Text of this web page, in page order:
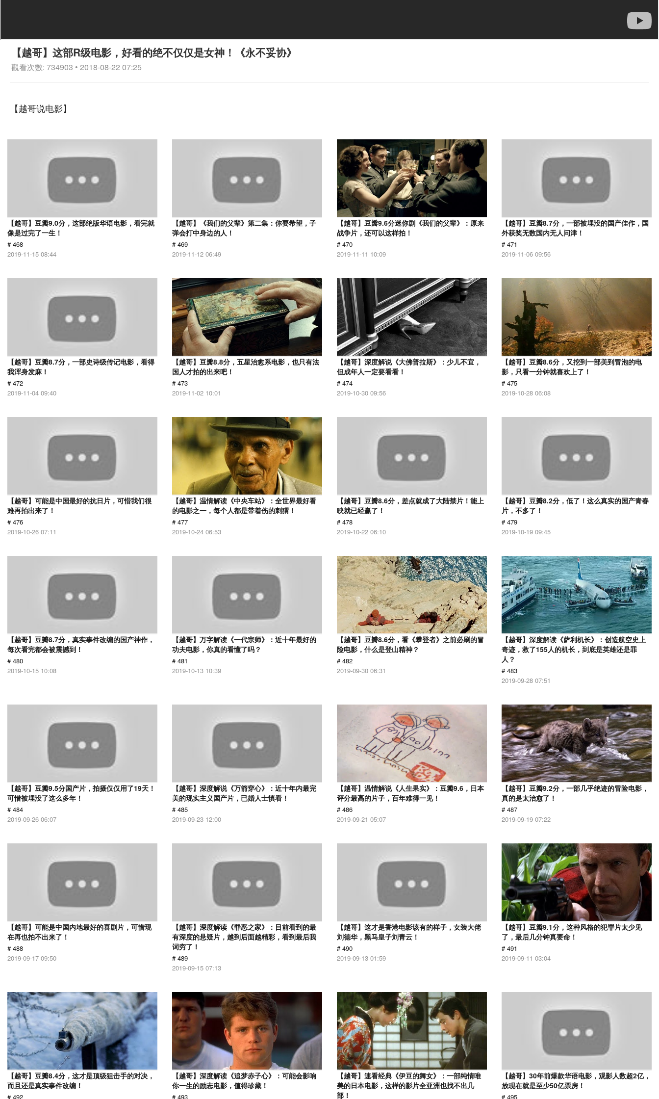
【越哥】这部R级电影，好看的绝不仅仅是女神！《永不妥协》
觀看次數: 734903 • 2018-08-22 07:25
【越哥说电影】
【越哥】豆瓣9.0分，这部绝版华语电影，看完就
像是过完了一生！
# 468
2019-11-15 08:44
【越哥】《我们的父辈》第二集：你要希望，子
弹会打中身边的人！
# 469
2019-11-12 06:49
【越哥】豆瓣9.6分迷你剧《我们的父辈》：原来
战争片，还可以这样拍！
# 470
2019-11-11 10:09
【越哥】豆瓣8.7分，一部被埋没的国产佳作，国
外获奖无数国内无人问津！
# 471
2019-11-06 09:56
【越哥】豆瓣8.7分，一部史诗级传记电影，看得
我浑身发麻！
# 472
2019-11-04 09:40
【越哥】豆瓣8.8分，五星治愈系电影，也只有法
国人才拍的出来吧！
# 473
2019-11-02 10:01
【越哥】深度解说《大佛普拉斯》：少儿不宜，
但成年人一定要看看！
# 474
2019-10-30 09:56
【越哥】豆瓣8.6分，又挖到一部美到冒泡的电
影，只看一分钟就喜欢上了！
# 475
2019-10-28 06:08
【越哥】可能是中国最好的抗日片，可惜我们很
难再拍出来了！
# 476
2019-10-26 07:11
【越哥】温情解读《中央车站》：全世界最好看
的电影之一，每个人都是带着伤的刺猬！
# 477
2019-10-24 06:53
【越哥】豆瓣8.6分，差点就成了大陆禁片！能上
映就已经赢了！
# 478
2019-10-22 06:10
【越哥】豆瓣8.2分，低了！这么真实的国产青春
片，不多了！
# 479
2019-10-19 09:45
【越哥】豆瓣8.7分，真实事件改编的国产神作，
每次看完都会被震撼到！
# 480
2019-10-15 10:08
【越哥】万字解读《一代宗师》：近十年最好的
功夫电影，你真的看懂了吗？
# 481
2019-10-13 10:39
【越哥】豆瓣8.6分，看《攀登者》之前必刷的冒
险电影，什么是登山精神？
# 482
2019-09-30 06:31
【越哥】深度解读《萨利机长》：创造航空史上
奇迹，救了155人的机长，到底是英雄还是罪
人？
# 483
2019-09-28 07:51
【越哥】豆瓣9.5分国产片，拍摄仅仅用了19天！
可惜被埋没了这么多年！
# 484
2019-09-26 06:07
【越哥】深度解说《万箭穿心》：近十年内最完
美的现实主义国产片，已婚人士慎看！
# 485
2019-09-23 12:00
【越哥】温情解说《人生果实》：豆瓣9.6，日本
评分最高的片子，百年难得一见！
# 486
2019-09-21 05:07
【越哥】豆瓣9.2分，一部几乎绝迹的冒险电影，
真的是太治愈了！
# 487
2019-09-19 07:22
【越哥】可能是中国内地最好的喜剧片，可惜现
在再也拍不出来了！
# 488
2019-09-17 09:50
【越哥】深度解读《罪恶之家》：目前看到的最
有深度的悬疑片，越到后面越精彩，看到最后我
词穷了！
# 489
2019-09-15 07:13
【越哥】这才是香港电影该有的样子，女装大佬
刘德华，黑马皇子刘青云！
# 490
2019-09-13 01:59
【越哥】豆瓣9.1分，这种风格的犯罪片太少见
了，最后几分钟真要命！
# 491
2019-09-11 03:04
【越哥】豆瓣8.4分，这才是顶级狙击手的对决，
而且还是真实事件改编！
# 492
【越哥】深度解读《追梦赤子心》：可能会影响
你一生的励志电影，值得珍藏！
# 493
【越哥】速看经典《伊豆的舞女》：一部纯情唯
美的日本电影，这样的影片全亚洲也找不出几
部！
【越哥】30年前爆款华语电影，观影人数超2亿，
放现在就是至少50亿票房！
# 495